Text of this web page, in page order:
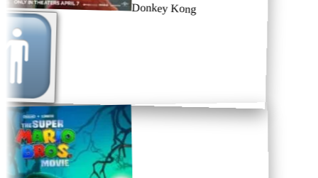
Donkey Kong